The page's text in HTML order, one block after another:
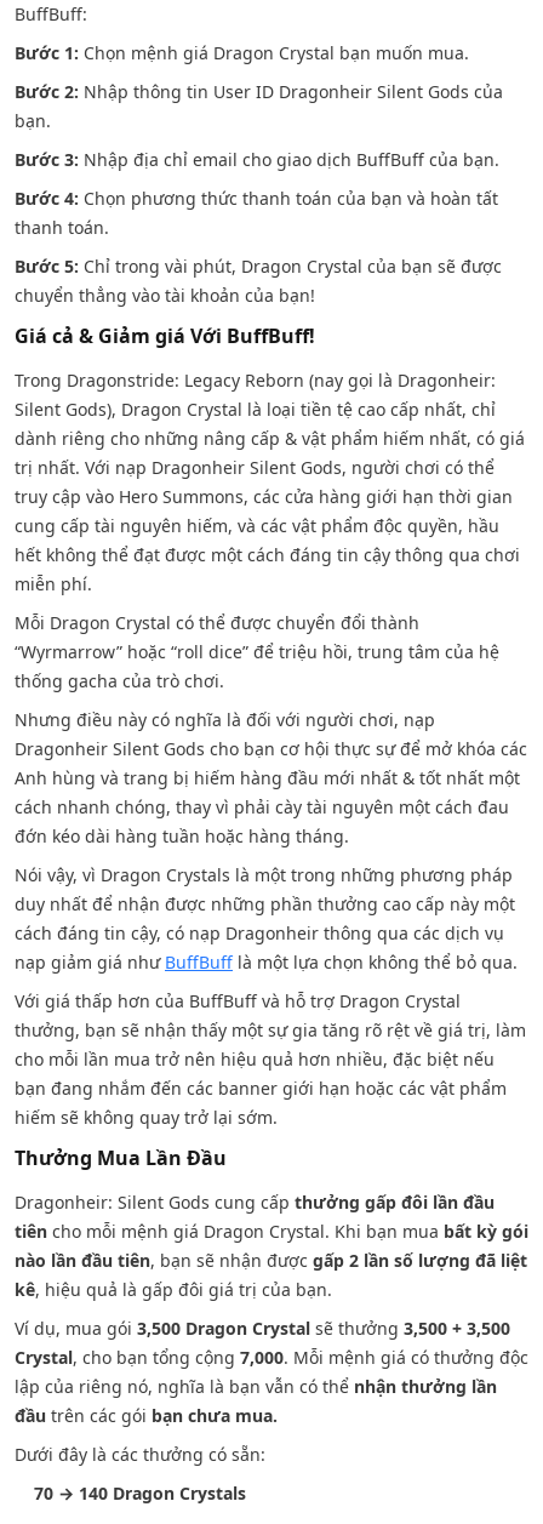
BuffBuff:
Bước 1: Chọn mệnh giá Dragon Crystal bạn muốn mua.
Bước 2: Nhập thông tin User ID Dragonheir Silent Gods của
bạn.
Bước 3: Nhập địa chỉ email cho giao dịch BuffBuff của bạn.
Bước 4: Chọn phương thức thanh toán của bạn và hoàn tất
thanh toán.
Bước 5: Chỉ trong vài phút, Dragon Crystal của bạn sẽ được
chuyển thẳng vào tài khoản của bạn!
Giá cả & Giảm giá Với BuffBuff!
Trong Dragonstride: Legacy Reborn (nay gọi là Dragonheir:
Silent Gods), Dragon Crystal là loại tiền tệ cao cấp nhất, chỉ
dành riêng cho những nâng cấp & vật phẩm hiếm nhất, có giá
trị nhất. Với nạp Dragonheir Silent Gods, người chơi có thể
truy cập vào Hero Summons, các cửa hàng giới hạn thời gian
cung cấp tài nguyên hiếm, và các vật phẩm độc quyền, hầu
hết không thể đạt được một cách đáng tin cậy thông qua chơi
miễn phí.
Mỗi Dragon Crystal có thể được chuyển đổi thành
“Wyrmarrow” hoặc “roll dice” để triệu hồi, trung tâm của hệ
thống gacha của trò chơi.
Nhưng điều này có nghĩa là đối với người chơi, nạp
Dragonheir Silent Gods cho bạn cơ hội thực sự để mở khóa các
Anh hùng và trang bị hiếm hàng đầu mới nhất & tốt nhất một
cách nhanh chóng, thay vì phải cày tài nguyên một cách đau
đớn kéo dài hàng tuần hoặc hàng tháng.
Nói vậy, vì Dragon Crystals là một trong những phương pháp
duy nhất để nhận được những phần thưởng cao cấp này một
cách đáng tin cậy, có nạp Dragonheir thông qua các dịch vụ
nạp giảm giá như BuffBuff là một lựa chọn không thể bỏ qua.
Với giá thấp hơn của BuffBuff và hỗ trợ Dragon Crystal
thưởng, bạn sẽ nhận thấy một sự gia tăng rõ rệt về giá trị, làm
cho mỗi lần mua trở nên hiệu quả hơn nhiều, đặc biệt nếu
bạn đang nhắm đến các banner giới hạn hoặc các vật phẩm
hiếm sẽ không quay trở lại sớm.
Thưởng Mua Lần Đầu
Dragonheir: Silent Gods cung cấp thưởng gấp đôi lần đầu
tiên cho mỗi mệnh giá Dragon Crystal. Khi bạn mua bất kỳ gói
nào lần đầu tiên, bạn sẽ nhận được gấp 2 lần số lượng đã liệt
kê, hiệu quả là gấp đôi giá trị của bạn.
Ví dụ, mua gói 3,500 Dragon Crystal sẽ thưởng 3,500 + 3,500
Crystal, cho bạn tổng cộng 7,000. Mỗi mệnh giá có thưởng độc
lập của riêng nó, nghĩa là bạn vẫn có thể nhận thưởng lần
đầu trên các gói bạn chưa mua.
Dưới đây là các thưởng có sẵn:
70 → 140 Dragon Crystals